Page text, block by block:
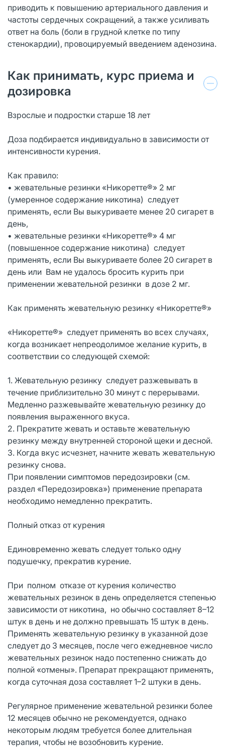
приводить к повышению артериального давления и
частоты сердечных сокращений, а также усиливать
ответ на боль (боли в грудной клетке по типу
стенокардии), провоцируемый введением аденозина.
Как принимать, курс приема и
дозировка
Взрослые и подростки старше 18 лет
Доза подбирается индивидуально в зависимости от
интенсивности курения.
Как правило:
• жевательные резинки «Никоретте®» 2 мг
(умеренное содержание никотина) следует
применять, если Вы выкуриваете менее 20 сигарет в
день,
• жевательные резинки «Никоретте®» 4 мг
(повышенное содержание никотина) следует
применять, если Вы выкуриваете более 20 сигарет в
день или Вам не удалось бросить курить при
применении жевательной резинки в дозе 2 мг.
Как применять жевательную резинку «Никоретте®»
«Никоретте®» следует применять во всех случаях,
когда возникает непреодолимое желание курить, в
соответствии со следующей схемой:
1. Жевательную резинку следует разжевывать в
течение приблизительно 30 минут с перерывами.
Медленно разжевывайте жевательную резинку до
появления выраженного вкуса.
2. Прекратите жевать и оставьте жевательную
резинку между внутренней стороной щеки и десной.
3. Когда вкус исчезнет, начните жевать жевательную
резинку снова.
При появлении симптомов передозировки (см.
раздел «Передозировка») применение препарата
необходимо немедленно прекратить.
Полный отказ от курения
Единовременно жевать следует только одну
подушечку, прекратив курение.
При полном отказе от курения количество
жевательных резинок в день определяется степенью
зависимости от никотина, но обычно составляет 8–12
штук в день и не должно превышать 15 штук в день.
Применять жевательную резинку в указанной дозе
следует до 3 месяцев, после чего ежедневное число
жевательных резинок надо постепенно снижать до
полной «отмены». Препарат прекращают применять,
когда суточная доза составляет 1–2 штуки в день.
Регулярное применение жевательной резинки более
12 месяцев обычно не рекомендуется, однако
некоторым людям требуется более длительная
терапия, чтобы не возобновить курение.